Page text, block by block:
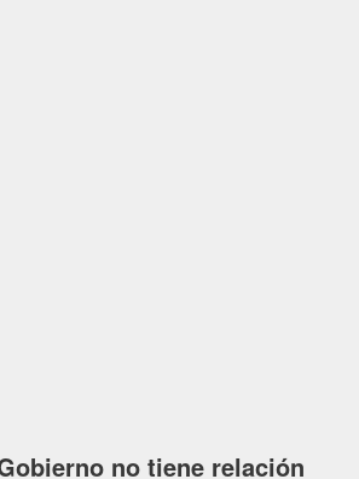
no tiene relación